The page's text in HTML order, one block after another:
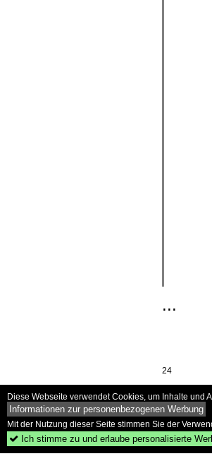
...
24
Diese Webseite verwendet Cookies, um Inhalte
Informationen zur personenbezogenen Werbung
Mit der Nutzung dieser Seite stimmen Sie der
 Ich stimme zu und erlaube personalisierte